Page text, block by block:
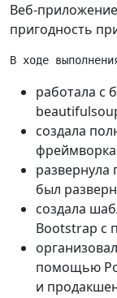
Веб-приложение
пригодность
работала с
создала
фреймворка
развернула
был
создала
Bootstrap с
помощью
и